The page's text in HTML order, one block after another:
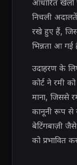
आधारित खेलों
निचली
रखे हुए हैं,
भिन्नता आ गई
उदाहरण के
कोर्ट ने रमी
माना, जिससे
कानूनी रूप से
बेटिंगबाज़ी
को प्रभावित